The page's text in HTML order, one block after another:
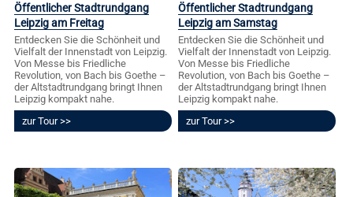
Öffentlicher Stadtrundgang
Leipzig am Freitag
Entdecken Sie die Schönheit und
Vielfalt der Innenstadt von Leipzig.
Von Messe bis Friedliche
Revolution, von Bach bis Goethe –
der Altstadtrundgang bringt Ihnen
Leipzig kompakt nahe.
zur Tour
Öffentlicher Stadtrundgang
Leipzig am Samstag
Entdecken Sie die Schönheit und
Vielfalt der Innenstadt von Leipzig.
Von Messe bis Friedliche
Revolution, von Bach bis Goethe –
der Altstadtrundgang bringt Ihnen
Leipzig kompakt nahe.
zur Tour